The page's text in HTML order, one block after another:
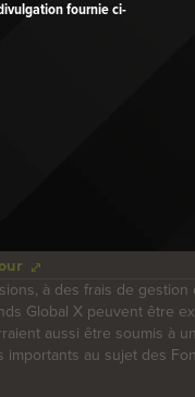
fournie ci-
à des frais de
Global X peuvent être
aussi être soumis à
au sujet des